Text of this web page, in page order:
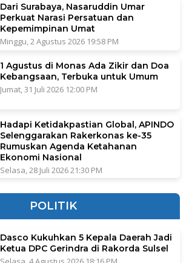
Dari Surabaya, Nasaruddin Umar
Perkuat Narasi Persatuan dan
Kepemimpinan Umat
Minggu, 2 Agustus 2026 19:58 PM
1 Agustus di Monas Ada Zikir dan Doa
Kebangsaan, Terbuka untuk Umum
Jumat, 31 Juli 2026 12:00 PM
Hadapi Ketidakpastian Global, APINDO
Selenggarakan Rakerkonas ke-35
Rumuskan Agenda Ketahanan
Ekonomi Nasional
Selasa, 28 Juli 2026 21:30 PM
POLITIK
Dasco Kukuhkan 5 Kepala Daerah Jadi
Ketua DPC Gerindra di Rakorda Sulsel